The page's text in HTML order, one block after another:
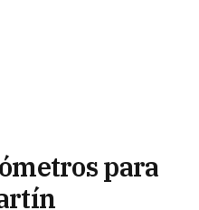
para